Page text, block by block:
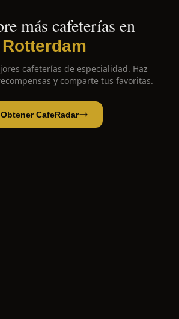
más cafeterías en
Rotterdam
cafeterías de especialidad. Haz
y comparte tus favoritas.
Obtener CafeRadar